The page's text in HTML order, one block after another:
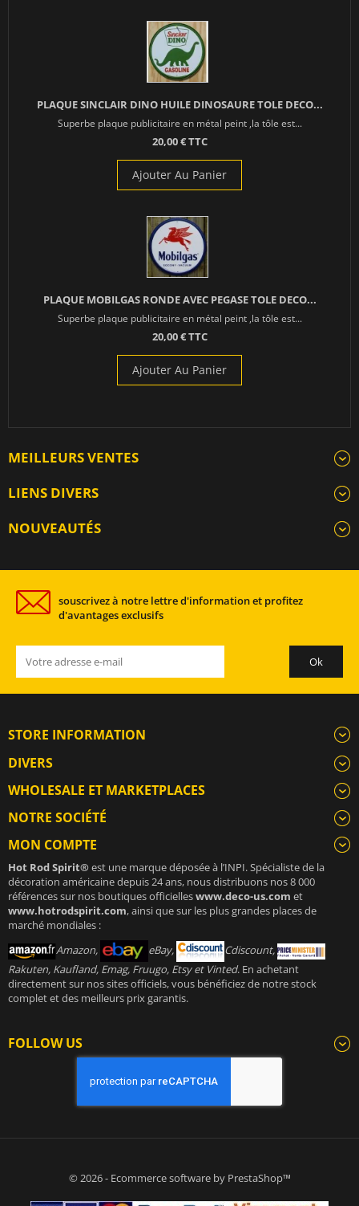
PLAQUE SINCLAIR DINO HUILE DINOSAURE TOLE DECO...
Superbe plaque publicitaire en métal peint ,la tôle est...
20,00 € TTC
Ajouter Au Panier
PLAQUE MOBILGAS RONDE AVEC PEGASE TOLE DECO...
Superbe plaque publicitaire en métal peint ,la tôle est...
20,00 € TTC
Ajouter Au Panier
MEILLEURS VENTES
LIENS DIVERS
NOUVEAUTÉS
souscrivez à notre lettre d'information et profitez
d'avantages exclusifs
STORE INFORMATION
DIVERS
WHOLESALE ET MARKETPLACES
NOTRE SOCIÉTÉ
MON COMPTE
Hot Rod Spirit®est une marque déposée à l’INPI. Spécialiste de la
décoration américaine depuis 24 ans, nous distribuons nos 8 000
références sur nos boutiques officielleswww.deco-us.com et
www.hotrodspirit.com, ainsi que sur les plus grandes places de
marché mondiales :
Amazon,
eBay,
Cdiscount,
Rakuten, Kaufland, Emag, Fruugo, Etsy et Vinted. En achetant
directement sur nos sites officiels, vous bénéficiez de notre stock
complet et des meilleurs prix garantis.
FOLLOW US
© 2026 - Ecommerce software by PrestaShop™